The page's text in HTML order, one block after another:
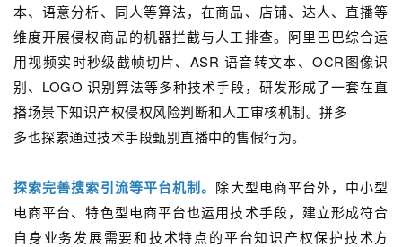
本、语意分析、同人等算法，在商品、店铺、达人、直播等
维度开展侵权商品的机器拦截与人工排查。阿里巴巴综合运
用视频实时秒级截帧切片、ASR 语音转文本、OCR图像识
别、LOGO 识别算法等多种技术手段，研发形成了一套在直
播场景下知识产权侵权风险判断和人工审核机制。拼多
多也探索通过技术手段甄别直播中的售假行为。
探索完善搜索引流等平台机制。 除大型电商平台外，中小型
电商平台、特色型电商平台也运用技术手段，建立形成符合
自身业务发展需要和技术特点的平台知识产权保护技术方